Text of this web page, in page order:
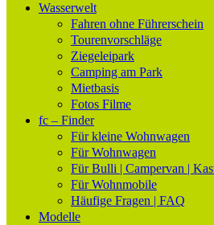
Wasserwelt
Fahren ohne Führerschein
Tourenvorschläge
Ziegeleipark
Camping am Park
Mietbasis
Fotos Filme
fc – Finder
Für kleine Wohnwagen
Für Wohnwagen
Für Bulli | Campervan |
Für Wohnmobile
Häufige Fragen | FAQ
Modelle